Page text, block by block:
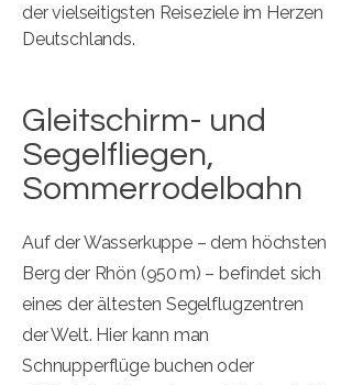
der vielseitigsten Reiseziele im Herzen
Deutschlands.
Gleitschirm- und
Segelfliegen,
Sommerrodelbahn
Auf der Wasserkuppe – dem höchsten
Berg der Rhön (950 m) – befindet sich
eines der ältesten Segelflugzentren
der Welt. Hier kann man
Schnupperflüge buchen oder